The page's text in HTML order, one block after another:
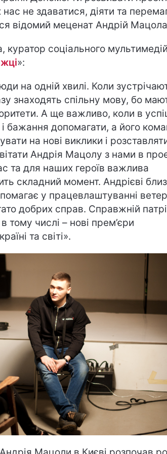
нас не здаватися, діяти та
відомий меценат Андрій
куратор соціального
»:
на одній хвилі. Коли
знаходять спільну мову, бо
А ще важливо, коли в
і бажання допомагати, а його
на нові виклики і
Андрія Мацолу з нами в
та для наших героїв важлива
складний момент. Андрієві
у працевлаштуванні
добрих справ. Справжній
тому числі – нові прем’єри
та світі».